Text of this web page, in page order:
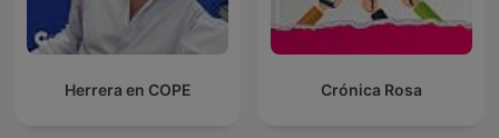
Herrera en COPE Crónica Rosa